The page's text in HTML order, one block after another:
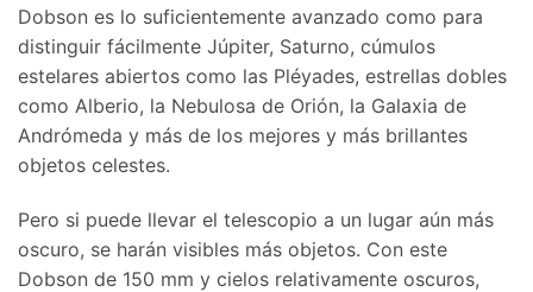
Dobson es lo suficientemente avanzado como para
distinguir fácilmente Júpiter, Saturno, cúmulos
estelares abiertos como las Pléyades, estrellas dobles
como Alberio, la Nebulosa de Orión, la Galaxia de
Andrómeda y más de los mejores y más brillantes
objetos celestes.
Pero si puede llevar el telescopio a un lugar aún más
oscuro, se harán visibles más objetos. Con este
Dobson de 150 mm y cielos relativamente oscuros,